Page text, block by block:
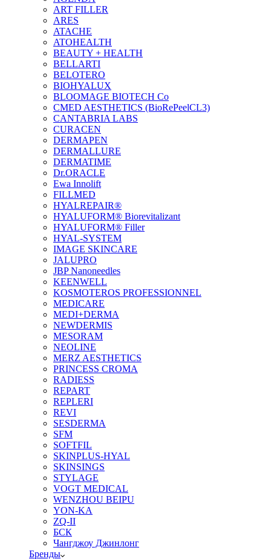
ART FILLER
ARES
ATACHE
ATOHEALTH
BEAUTY + HEALTH
BELLARTI
BELOTERO
BIOHYALUX
BLOOMAGE BIOTECH Co
CMED AESTHETICS (BioRePeelCL3)
CANTABRIA LABS
CURACEN
DERMAPEN
DERMALLURE
DERMATIME
Dr.ORACLE
Ewa Innolift
FILLMED
НYALREPAIR®
HYALUFORM® Biorevitalizant
HYALUFORM® Filler
HYAL-SYSTEM
IMAGE SKINCARE
JALUPRO
JBP Nanoneedles
KEENWELL
KOSMOTEROS PROFESSIONNEL
MEDICARE
MEDI+DERMA
NEWDERMIS
MESORAM
NEOLINE
MERZ AESTHETICS
PRINCESS CROMA
RADIESS
REPART
REPLERI
REVI
SESDERMA
SFM
SOFTFIL
SKINPLUS-HYAL
SKINSINGS
STYLAGE
VOGT MEDICAL
WENZHOU BEIPU
YON-KA
ZQ-II
БСК
Чангджоу Джинлонг
Бренды